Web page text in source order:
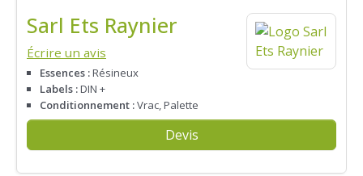
Sarl Ets Raynier
Écrire un avis
Essences :Résineux
Labels :DIN +
Conditionnement :Vrac, Palette
Devis